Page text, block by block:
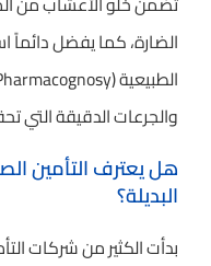
الضارة، كما يفضل دائماً
والجرعات الدقيقة التي
هل يعترف التأمين
البديلة؟
بدأت الكثير من شركات